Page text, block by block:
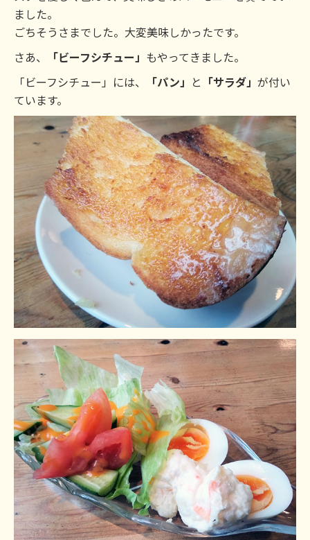
ました。
ごちそうさまでした。大変美味しかったです。
さあ、
「ビーフシチュー」 もやってきました。
「ビーフシチュー」には、
「パン」 と 「サラダ」 が付い
ています。